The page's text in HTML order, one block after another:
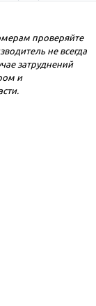
проверяйте
не всегда
затруднений
и